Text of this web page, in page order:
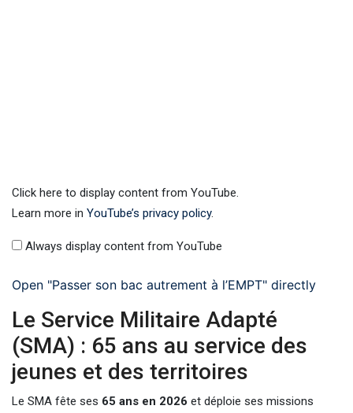
Click here to display content from YouTube.
Learn more in YouTube’s privacy policy.
Always display content from YouTube
Open "Passer son bac autrement à l’EMPT" directly
Le Service Militaire Adapté
(SMA) : 65 ans au service des
jeunes et des territoires
Le SMA fête ses 65 ans en 2026 et déploie ses missions